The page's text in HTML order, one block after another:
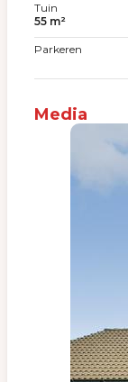
Tuin
55 m²
Parkeren
Media